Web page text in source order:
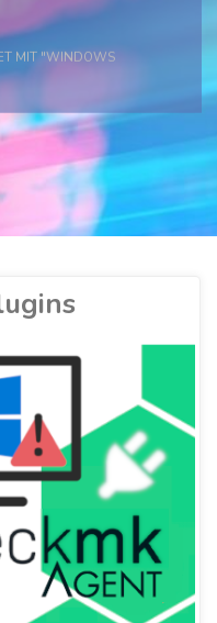
MIT "WINDOWS